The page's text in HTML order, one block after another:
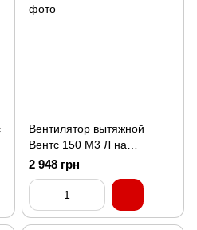
Вентилятор вытяжной
Вентс 150 М3 Л на
подшипниках
2 948 грн